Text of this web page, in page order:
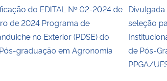
do EDITAL Nº 02-2024 de
de 2024 Programa de
no Exterior (PDSE) do
graduação em Agronomia
seleção
de Pós-
PPGA/